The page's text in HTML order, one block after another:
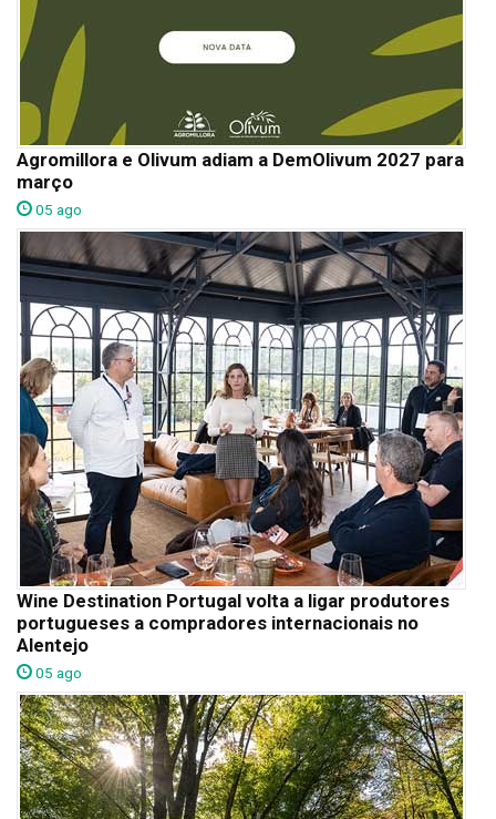
Agromillora e Olivum adiam a DemOlivum 2027 para
março
05 ago
Wine Destination Portugal volta a ligar produtores
portugueses a compradores internacionais no
Alentejo
05 ago